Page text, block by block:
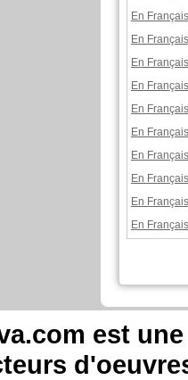
En
En
En
En
En
En
En
En
En
En
est